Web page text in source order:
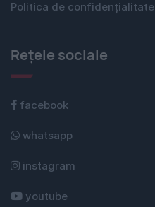
Politica de confidențialitate
Rețele sociale
facebook
whatsapp
instagram
youtube